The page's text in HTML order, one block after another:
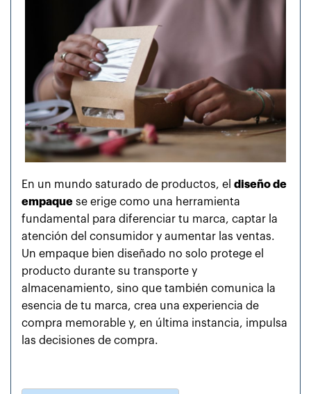
En un mundo saturado de productos, el diseño de
empaque se erige como una herramienta
fundamental para diferenciar tu marca, captar la
atención del consumidor y aumentar las ventas.
Un empaque bien diseñado no solo protege el
producto durante su transporte y
almacenamiento, sino que también comunica la
esencia de tu marca, crea una experiencia de
compra memorable y, en última instancia, impulsa
las decisiones de compra.